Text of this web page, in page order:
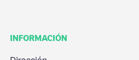
INFORMACIÓN